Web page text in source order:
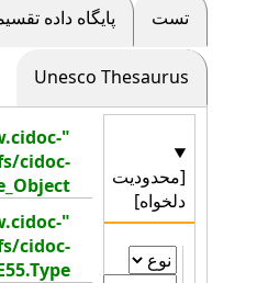
تست پایگاه داده
Unesco Thesaurus
[محدودیت
دلخواه]
cidoc-
cidoc-